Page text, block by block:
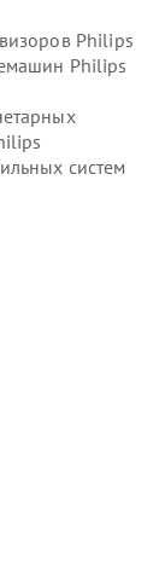
Philips
Philips
систем